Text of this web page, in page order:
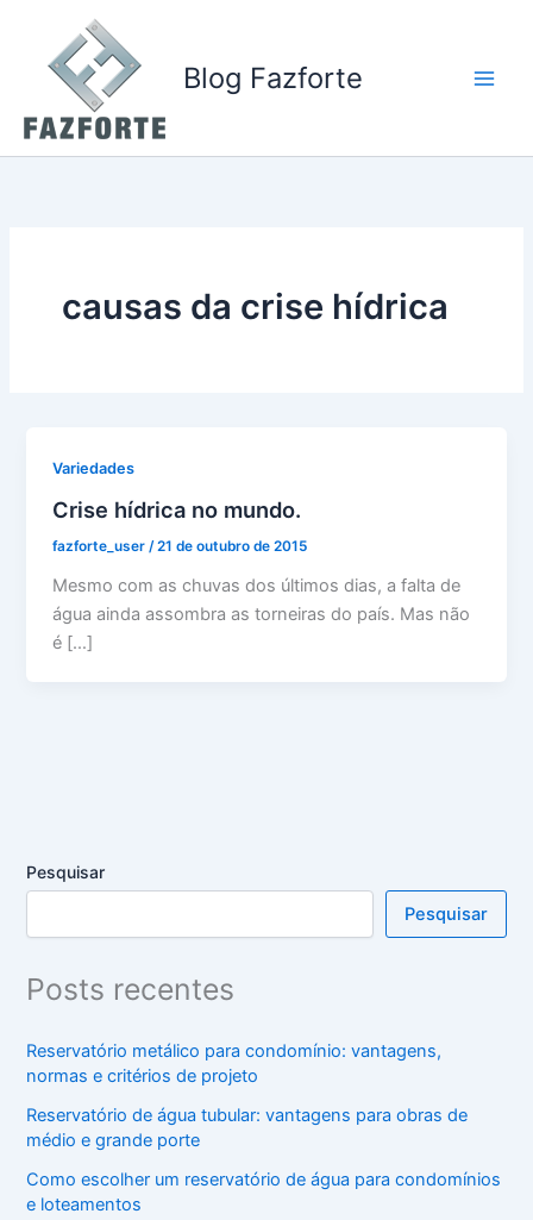
conteúdo
Blog Fazforte
causas da crise hídrica
Variedades
Crise hídrica no mundo.
fazforte_user /21 de outubro de 2015
Mesmo com as chuvas dos últimos dias, a falta de
água ainda assombra as torneiras do país. Mas não
é […]
Pesquisar
Pesquisar
Posts recentes
Reservatório metálico para condomínio: vantagens,
normas e critérios de projeto
Reservatório de água tubular: vantagens para obras de
médio e grande porte
Como escolher um reservatório de água para condomínios
e loteamentos